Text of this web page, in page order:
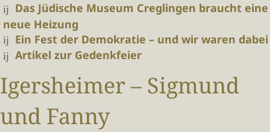
Das Jüdische Museum Creglingen braucht eine
neue Heizung
Ein Fest der Demokratie – und wir waren dabei
Artikel zur Gedenkfeier
Igersheimer – Sigmund
und Fanny